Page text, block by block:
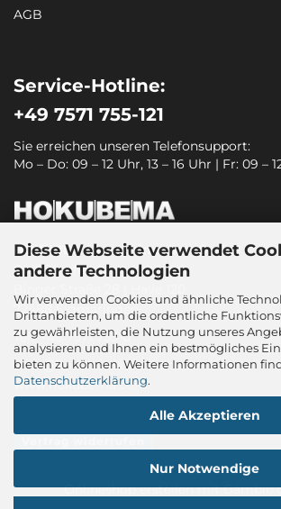
Diese Webseite verwendet
andere Technologien
Wir verwenden Cookies und ähnliche
Drittanbietern, um die ordentliche
zu gewährleisten, die Nutzung unseres
analysieren und Ihnen ein bestmögliches
bieten zu können. Weitere Informationen
Datenschutzerklärung.
Alle Akzeptieren
Nur Notwendige
AGB
Service-Hotline:
+49 7571 755-121
Sie erreichen unseren Telefonsupport:
Mo – Do: 09 – 12 Uhr, 13 – 16 Uhr | Fr: 09 –
HOKUBEMA Maschinenbau GmbH
Graf-Stauffenberg-Kaserne
72488 Sigmaringen
Tel.: +49 7571 755-0
sitec@hokubema-panhans.de
www.hokubema.com
Onlineshop erstellenmit